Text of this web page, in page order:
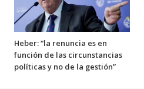
Heber: “la renuncia es en
función de las circunstancias
políticas y no de la gestión”